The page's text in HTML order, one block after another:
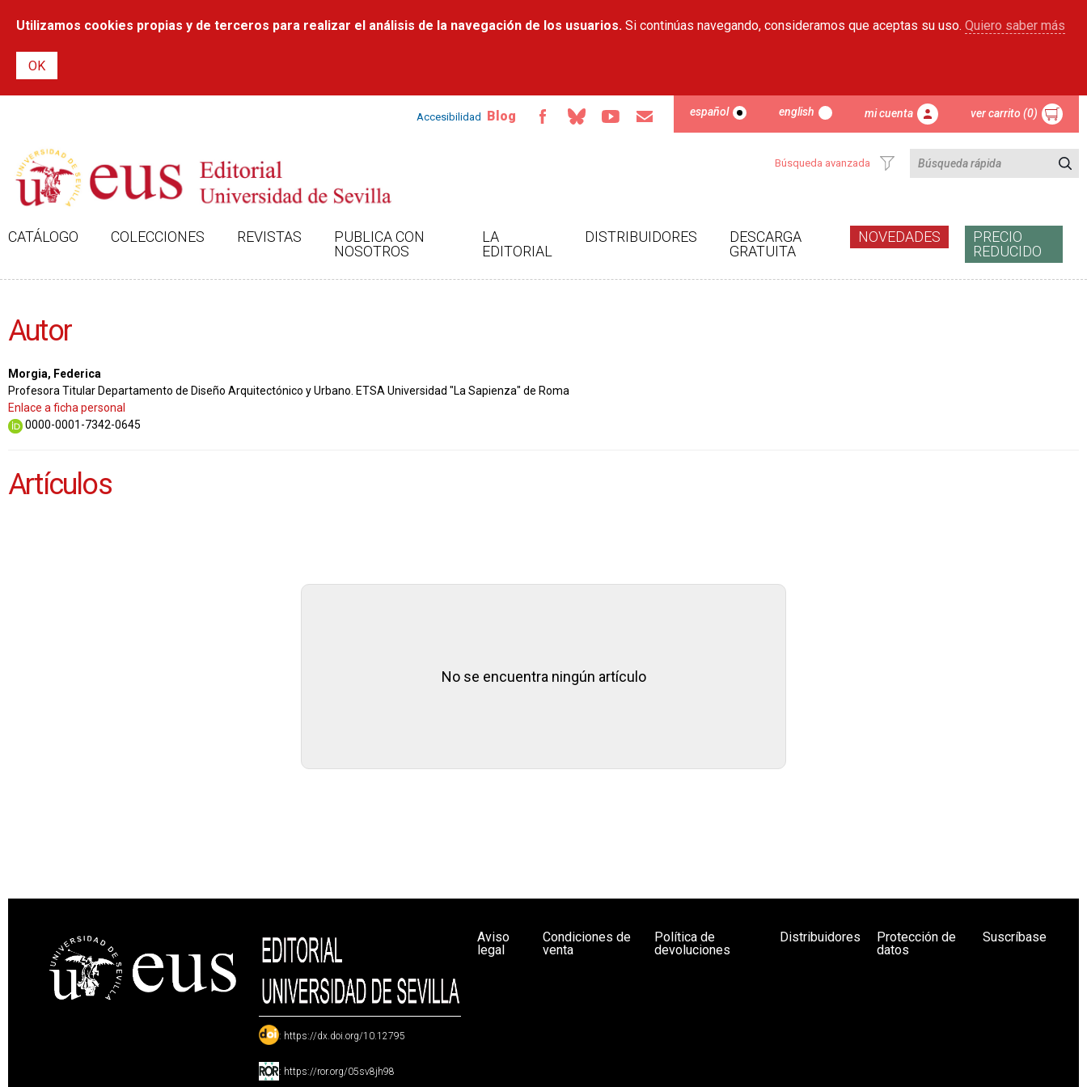
contenido
Utilizamos cookies propias y de terceros para realizar el análisis de la navegación de los usuarios. Si continúas navegando, consideramos que aceptas su uso. Quiero saber más
Accesibilidad Blog español english mi cuenta ver carrito (0)
Búsqueda avanzada
CATÁLOGO COLECCIONES REVISTAS
PUBLICA CON
NOSOTROS
LA
EDITORIAL
DISTRIBUIDORES
DESCARGA
GRATUITA
NOVEDADES
PRECIO
REDUCIDO
Autor
Morgia, Federica
Profesora Titular Departamento de Diseño Arquitectónico y Urbano. ETSA Universidad "La Sapienza" de Roma
Enlace a ficha personal
0000-0001-7342-0645
Artículos
No se encuentra ningún artículo
: https://dx.doi.org/10.12795
: https://ror.org/05sv8jh98
Aviso
legal
Condiciones de
venta
Política de
devoluciones
Distribuidores
Protección de
datos
Suscríbase